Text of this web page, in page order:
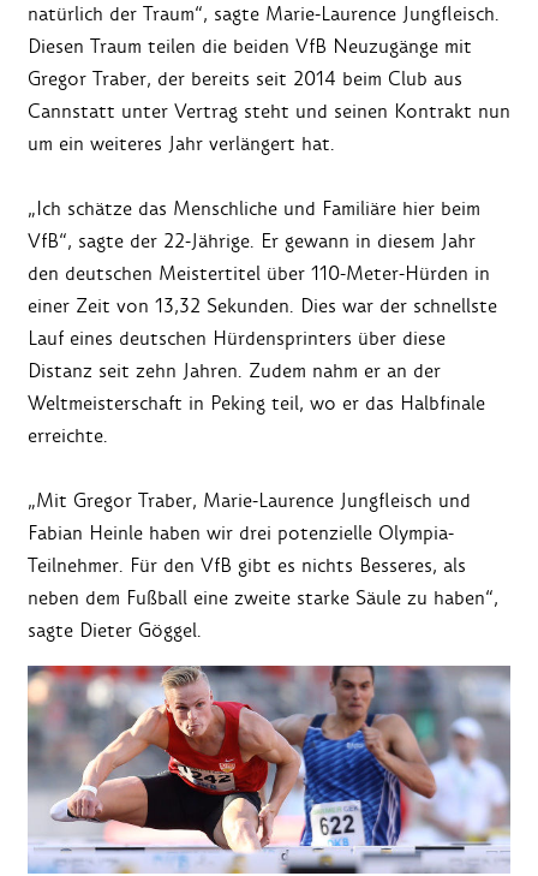
natürlich der Traum“, sagte Marie-Laurence Jungfleisch.
Diesen Traum teilen die beiden VfB Neuzugänge mit
Gregor Traber, der bereits seit 2014 beim Club aus
Cannstatt unter Vertrag steht und seinen Kontrakt nun
um ein weiteres Jahr verlängert hat.
„Ich schätze das Menschliche und Familiäre hier beim
VfB“, sagte der 22-Jährige. Er gewann in diesem Jahr
den deutschen Meistertitel über 110-Meter-Hürden in
einer Zeit von 13,32 Sekunden. Dies war der schnellste
Lauf eines deutschen Hürdensprinters über diese
Distanz seit zehn Jahren. Zudem nahm er an der
Weltmeisterschaft in Peking teil, wo er das Halbfinale
erreichte.
„Mit Gregor Traber, Marie-Laurence Jungfleisch und
Fabian Heinle haben wir drei potenzielle Olympia-
Teilnehmer. Für den VfB gibt es nichts Besseres, als
neben dem Fußball eine zweite starke Säule zu haben“,
sagte Dieter Göggel.